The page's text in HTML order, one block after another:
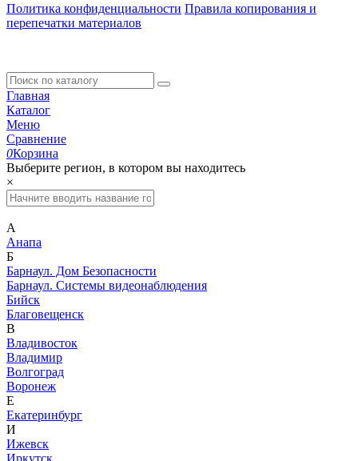
Политика конфиденциальности Правила копирования и
перепечатки материалов
Главная
Каталог
Меню
Сравнение
0Корзина
Выберите регион, в котором вы находитесь
×
А
Анапа
Б
Барнаул. Дом Безопасности
Барнаул. Системы видеонаблюдения
Бийск
Благовещенск
В
Владивосток
Владимир
Волгоград
Воронеж
Е
Екатеринбург
И
Ижевск
Иркутск